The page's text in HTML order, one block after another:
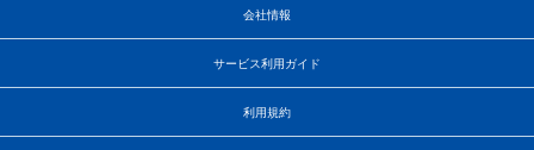
会社情報
サービス利用ガイド
利用規約